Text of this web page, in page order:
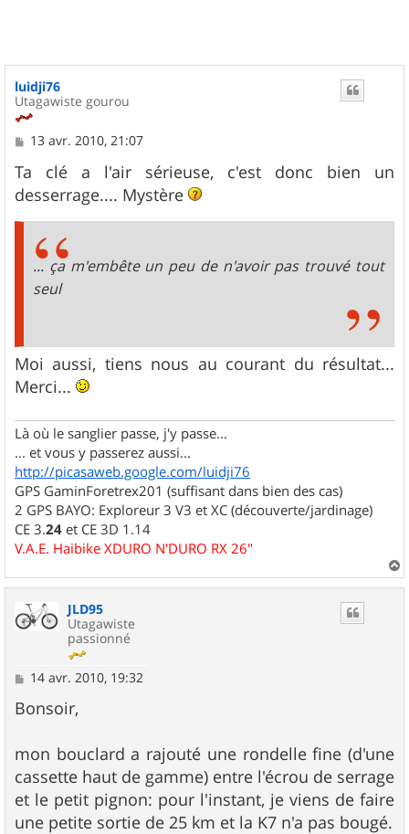
luidji76
Utagawiste gourou
M
s
s
a
13 avr. 2010, 21:07
Ta clé a l'air sérieuse, c'est donc bien un
desserrage.... Mystère
... ça m'embête un peu de n'avoir pas trouvé tout
seul
Moi aussi, tiens nous au courant du résultat...
Merci...
Là où le sanglier passe, j'y passe...
... et vous y passerez aussi...
http://picasaweb.google.com/luidji76
GPS GaminForetrex201 (suffisant dans bien des cas)
2 GPS BAYO: Exploreur 3 V3 et XC (découverte/jardinage)
CE 3.24 et CE 3D 1.14
V.A.E. Haibike XDURO N'DURO RX 26"
a
JLD95
Utagawiste
passionné
M
s
s
g
e
14 avr. 2010, 19:32
Bonsoir,
mon bouclard a rajouté une rondelle fine (d'une
cassette haut de gamme) entre l'écrou de serrage
et le petit pignon: pour l'instant, je viens de faire
une petite sortie de 25 km et la K7 n'a pas bougé.